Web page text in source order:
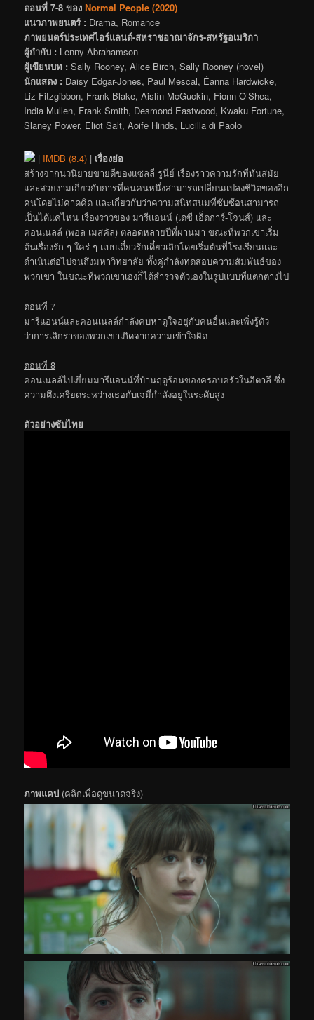
ตอนที่ 7-8 ของ Normal People (2020)
แนวภาพยนตร์ : Drama, Romance
ภาพยนตร์ประเทศไอร์แลนด์-สหราชอาณาจักร-สหรัฐอเมริกา
ผู้กำกับ : Lenny Abrahamson
ผู้เขียนบท : Sally Rooney, Alice Birch, Sally Rooney (novel)
นักแสดง : Daisy Edgar-Jones, Paul Mescal, Éanna Hardwicke,
Liz Fitzgibbon, Frank Blake, Aislín McGuckin, Fionn O’Shea,
India Mullen, Frank Smith, Desmond Eastwood, Kwaku Fortune,
Slaney Power, Eliot Salt, Aoife Hinds, Lucilla di Paolo
| IMDB (8.4) | เรื่องย่อ
สร้างจากนวนิยายขายดีของแซลลี่ รูนีย์ เรื่องราวความรักที่ทันสมัย
และสวยงามเกี่ยวกับการที่คนคนหนึ่งสามารถเปลี่ยนแปลงชีวิตของอีก
คนโดยไม่คาดคิด และเกี่ยวกับว่าความสนิทสนมที่ซับซ้อนสามารถ
เป็นได้แค่ไหน เรื่องราวของ มารีแอนน์ (เดซี เอ็ดการ์-โจนส์) และ
คอนเนลล์ (พอล เมสคัล) ตลอดหลายปีที่ผ่านมา ขณะที่พวกเขาเริ่ม
ต้นเรื่องรัก ๆ ใคร่ ๆ แบบเดี๋ยวรักเดี๋ยวเลิกโดยเริ่มต้นที่โรงเรียนและ
ดำเนินต่อไปจนถึงมหาวิทยาลัย ทั้งคู่กำลังทดสอบความสัมพันธ์ของ
พวกเขา ในขณะที่พวกเขาเองก็ได้สำรวจตัวเองในรูปแบบที่แตกต่างไป
ตอนที่ 7
มารีแอนน์และคอนเนลล์กำลังคบหาดูใจอยู่กับคนอื่นและเพิ่งรู้ตัว
ว่าการเลิกราของพวกเขาเกิดจากความเข้าใจผิด
ตอนที่ 8
คอนเนลล์ไปเยี่ยมมารีแอนน์ที่บ้านฤดูร้อนของครอบครัวในอิตาลี ซึ่ง
ความตึงเครียดระหว่างเธอกับเจมี่กำลังอยู่ในระดับสูง
ตัวอย่างซับไทย
ภาพแคป (คลิกเพื่อดูขนาดจริง)